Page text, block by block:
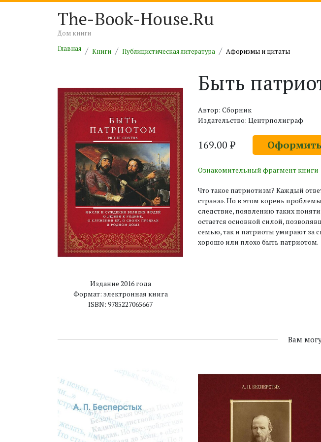
The-Book-House.Ru
Дом книги
Главная
Книги Публицистическая литература Афоризмы и цитаты
Издание 2016 года
Формат: электронная книга
ISBN: 9785227065667
Быть
Автор: Сборник
Издательство: Центрполиграф
169.00 ₽ Оформить
Ознакомительный фрагмент книги
Что такое патриотизм? Каждый
страна». Но в этом корень
следствие, появлению таких
остается основной силой,
семью, так и патриоты умирают за
хорошо или плохо быть патриотом.
Вам